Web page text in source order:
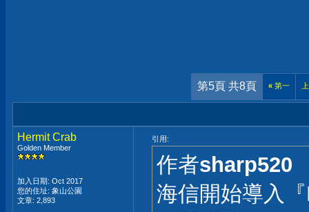
第5頁 共8頁 «第一
Hermit Crab
Golden Member
加入日期: Oct 2017
您的住址: 象山公園
文章: 2,893
引用:
作者sharp520
海信開始導入